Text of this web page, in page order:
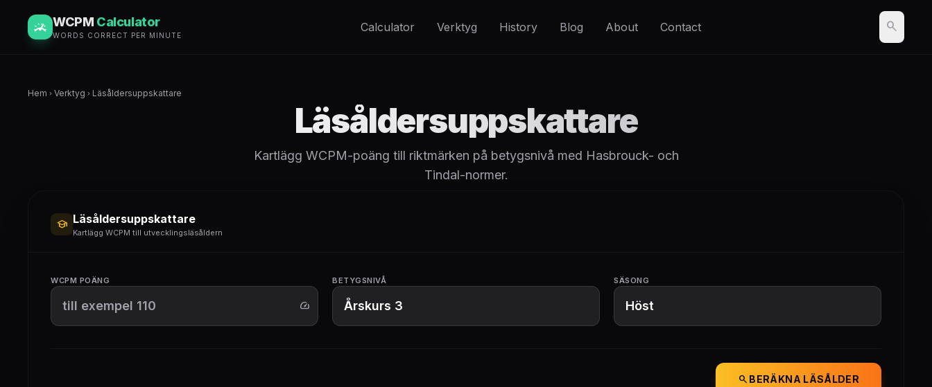
WCPM Calculator
WORDS CORRECT PER MINUTE
Calculator Verktyg History Blog About Contact search
Hem chevron_right Verktyg chevron_right Läsåldersuppskattare
Läsåldersuppskattare
Kartlägg WCPM-poäng till riktmärken på betygsnivå med Hasbrouck- och
Tindal-normer.
school Läsåldersuppskattare
Kartlägg WCPM till utvecklingsläsåldern
WCPM POÄNG
speed
BETYGSNIVÅ SÄSONG
search BERÄKNA LÄSÅLDER